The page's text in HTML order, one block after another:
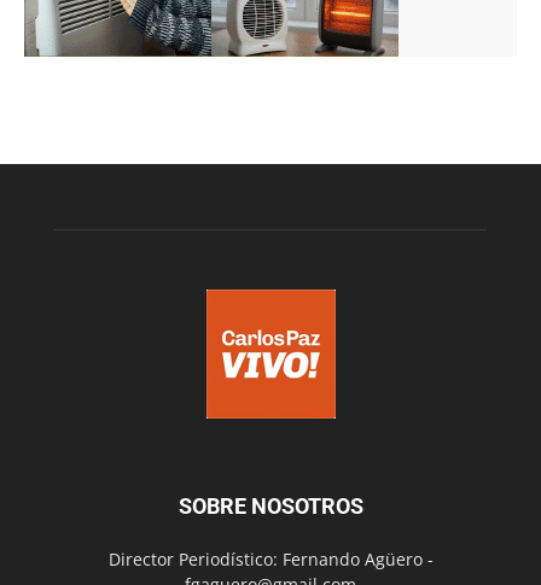
SOBRE NOSOTROS
Director Periodístico: Fernando Agüero -